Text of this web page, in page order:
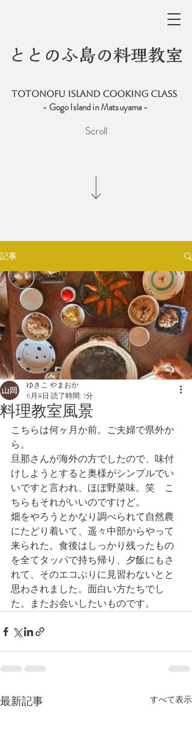
ととのふ島の料理教室
totonofu ISLAND COOKING CLASS
- Gogo Island in Matsuyama -
Scroll
記事
料理教室風景
ゆきこ やまおか
6月8日 読了時間: 1分
こちらは何ヶ月か前。ご夫婦で県外か
ら。
旦那さんが海外の方でしたので、味付
けしようとすると奥様がシンプルでい
いですと言われ、ほぼ野菜味。笑　こ
ちらもそれがいいのですけど。
畑をやろうとかなり調べられて自然農
にたどり着いて、遥々中部からやって
来られた。食後はしっかり残ったもの
を全てタッパで持ち帰り、夕飯にもさ
れて、そのエコぶりに見習わないとと
思わされました。面白い方たちでし
た。またお会いしたいものです。
最新記事 すべて表示